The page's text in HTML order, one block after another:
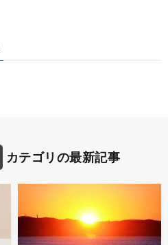
カテゴリの最新記事